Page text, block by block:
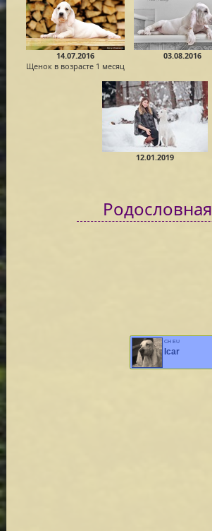
14.07.2016
Щенок в возрасте 1 месяц
03.08.2016
12.01.2019
Родословная
CH EU
Icar